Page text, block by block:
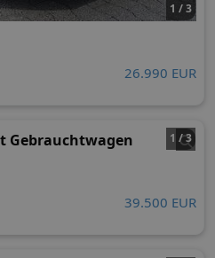
1 / 3
26.990 EUR
1 / 3
39.500 EUR